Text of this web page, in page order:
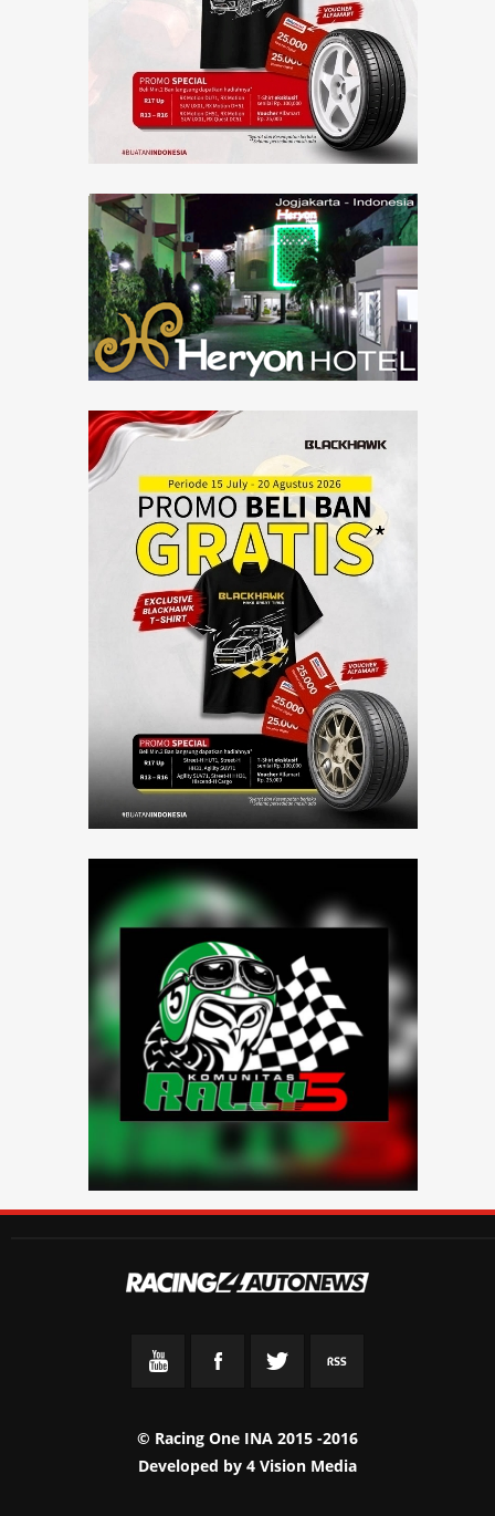
© Racing One INA 2015 -2016
Developed by 4 Vision Media